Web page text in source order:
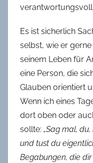
Es ist sicherlich
selbst, wie er
seinem Leben für
eine Person, die
Glauben orientiert
Wenn ich eines
dort oben oder
sollte: „Sag mal,
und tust du
Begabungen, die